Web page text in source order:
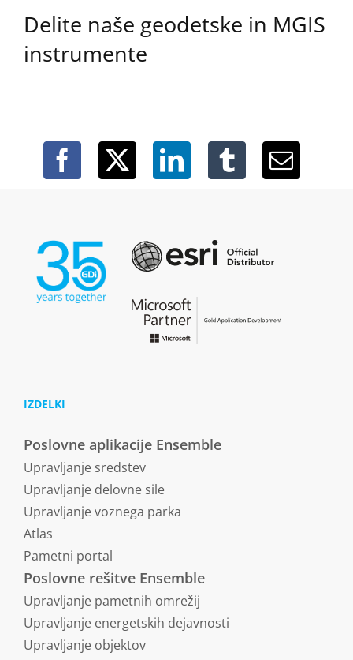
Delite naše geodetske in MGIS
instrumente
IZDELKI
Poslovne aplikacije Ensemble
Upravljanje sredstev
Upravljanje delovne sile
Upravljanje voznega parka
Atlas
Pametni portal
Poslovne rešitve Ensemble
Upravljanje pametnih omrežij
Upravljanje energetskih dejavnosti
Upravljanje objektov